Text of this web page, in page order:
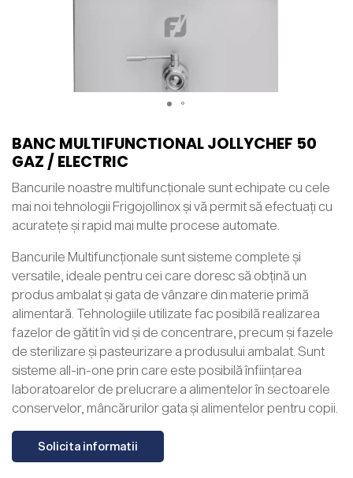
BANC MULTIFUNCTIONAL JOLLYCHEF 50
GAZ / ELECTRIC
Bancurile noastre multifuncționale sunt echipate cu cele
mai noi tehnologii Frigojollinox și vă permit să efectuați cu
acuratețe și rapid mai multe procese automate.
Bancurile Multifuncționale sunt sisteme complete și
versatile, ideale pentru cei care doresc să obțină un
produs ambalat și gata de vânzare din materie primă
alimentară. Tehnologiile utilizate fac posibilă realizarea
fazelor de gătit în vid și de concentrare, precum și fazele
de sterilizare și pasteurizare a produsului ambalat. Sunt
sisteme all-in-one prin care este posibilă înființarea
laboratoarelor de prelucrare a alimentelor în sectoarele
conservelor, mâncărurilor gata și alimentelor pentru copii.
Solicita informatii